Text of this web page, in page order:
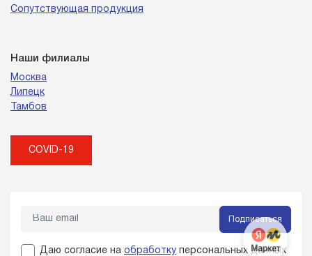
Сопутствующая продукция
Наши филиалы
Москва
Липецк
Тамбов
COVID-19
Подписаться
Даю согласие на обработку персональных данных